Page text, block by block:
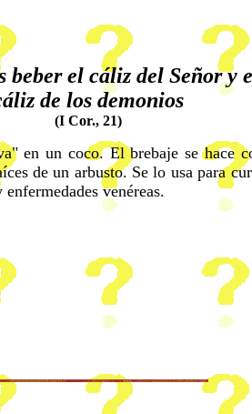
beber el cáliz del Señor y
de los demonios
(I Cor., 21)
en un coco. El brebaje se hace
de un arbusto. Se lo usa para
venéreas.